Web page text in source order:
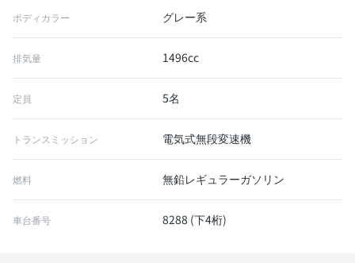
ボディカラー グレー系
排気量 1496cc
定員 5名
トランスミッション 電気式無段変速機
燃料 無鉛レギュラーガソリン
車台番号 8288 (下4桁)